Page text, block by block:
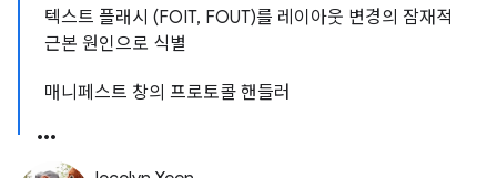
텍스트 플래시 (FOIT, FOUT)를 레이아웃 변경의 잠재적
근본 원인으로 식별
매니페스트 창의 프로토콜 핸들러